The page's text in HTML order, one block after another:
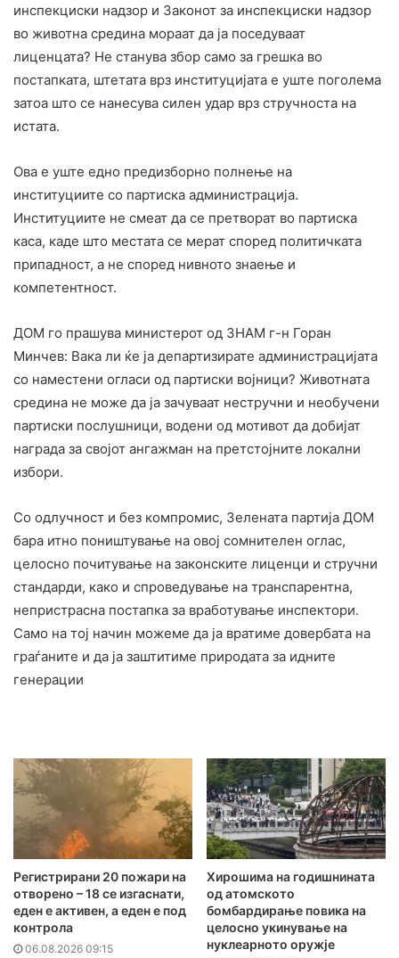
инспекциски надзор и Законот за инспекциски надзор
во животна средина мораат да ја поседуваат
лиценцата? Не станува збор само за грешка во
постапката, штетата врз институцијата е уште поголема
затоа што се нанесува силен удар врз стручноста на
истата.
Ова е уште едно предизборно полнење на
институциите со партиска администрација.
Институциите не смеат да се претворат во партиска
каса, каде што местата се мерат според политичката
припадност, а не според нивното знаење и
компетентност.
ДОМ го прашува министерот од ЗНАМ г-н Горан
Минчев: Вака ли ќе ја департизирате администрацијата
со наместени огласи од партиски војници? Животната
средина не може да ја зачуваат нестручни и необучени
партиски послушници, водени од мотивот да добијат
награда за својот ангажман на претстојните локални
избори.
Со одлучност и без компромис, Зелената партија ДОМ
бара итно поништување на овој сомнителен оглас,
целосно почитување на законските лиценци и стручни
стандарди, како и спроведување на транспарентна,
непристрасна постапка за вработување инспектори.
Само на тој начин можеме да ја вратиме довербата на
граѓаните и да ја заштитиме природата за идните
генерации
Регистрирани 20 пожари на
отворено – 18 се изгаснати,
еден е активен, а еден е под
контрола
06.08.2026 09:15
Хирошима на годишнината
од атомското
бомбардирање повика на
целосно укинување на
нуклеарното оружје